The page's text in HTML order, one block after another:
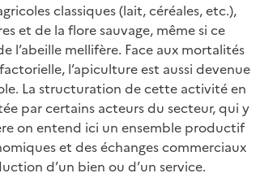
classiques (lait, céréales, etc.),
et de la flore sauvage, même si ce
l’abeille mellifère. Face aux mortalités
l’apiculture est aussi devenue
La structuration de cette activité en
par certains acteurs du secteur, qui y
on entend ici un ensemble productif
et des échanges commerciaux
d’un bien ou d’un service.